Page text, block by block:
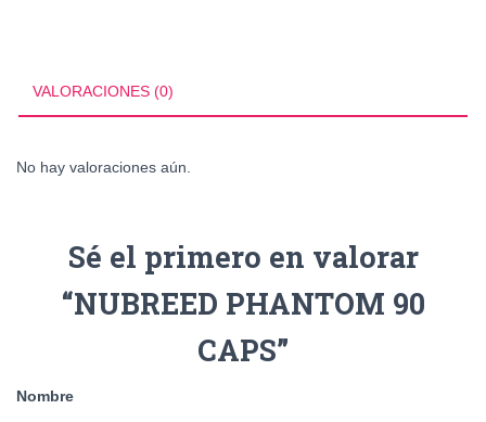
VALORACIONES (0)
No hay valoraciones aún.
Sé el primero en valorar
“NUBREED PHANTOM 90
CAPS”
Nombre